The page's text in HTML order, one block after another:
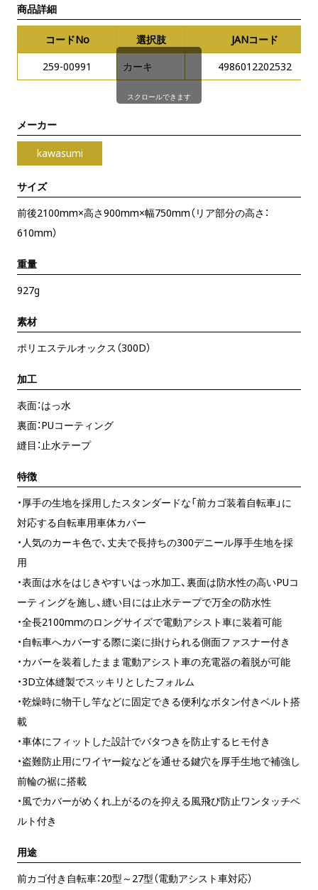
商品詳細
コードNo 選択肢
JANコード
259-00991
カーキ 4986012202532
スクロールできます
メーカー
kawasumi
サイズ
前後2100mm×高さ900mm×幅750mm（リア部分の高さ：
610mm）
重量
927g
素材
ポリエステルオックス（300D）
加工
表面：はっ水
裏面：PUコーティング
縫目：止水テープ
特徴
・厚手の生地を採用したスタンダードな「前カゴ装着自転車」に
対応する自転車用車体カバー
・人気のカーキ色で、丈夫で長持ちの300デニール厚手生地を採
用
・表面は水をはじきやすいはっ水加工、裏面は防水性の高いPUコ
ーティングを施し、縫い目には止水テープで万全の防水性
・全長2100mmのロングサイズで電動アシスト車に装着可能
・自転車へカバーする際に楽に掛けられる側面ファスナー付き
・カバーを装着したまま電動アシスト車の充電器の着脱が可能
・3D立体縫製でスッキリとしたフォルム
・乾燥時に物干し竿などに固定できる便利なボタン付きベルト搭
載
・車体にフィットした設計でバタつきを防止するヒモ付き
・盗難防止用にワイヤー錠などを通せる鍵穴を厚手生地で補強し
前輪の裾に搭載
・風でカバーがめくれ上がるのを抑える風飛び防止ワンタッチベ
ルト付き
用途
前カゴ付き自転車：20型～27型（電動アシスト車対応）